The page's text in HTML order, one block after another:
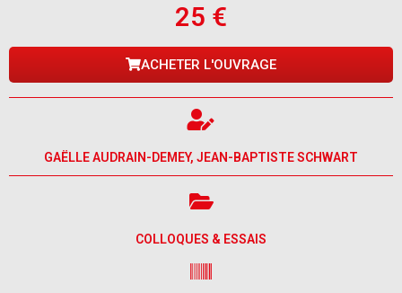
25 €
ACHETER L'OUVRAGE
GAËLLE AUDRAIN-DEMEY, JEAN-BAPTISTE SCHWART
COLLOQUES & ESSAIS